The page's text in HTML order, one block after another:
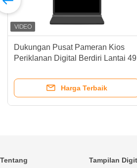
Interior Floor Standing Digital
Signage 55 Inch / Floor Standing
Harga Terbaik
Tentang Tampilan